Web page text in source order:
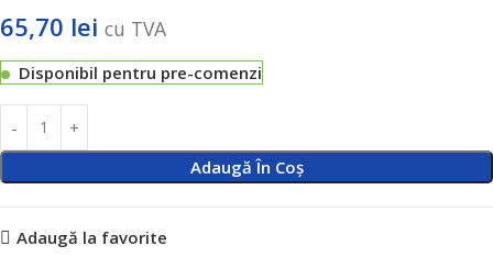
65,70 lei cu TVA
Disponibil pentru pre-comenzi
Adaugă În Coș
Adaugă la favorite